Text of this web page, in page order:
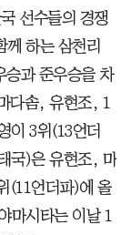
선수들의 경쟁
께 하는 삼천리
승과 준우승을 차
다솜, 유현조, 1
이 3위(13언더
국)은 유현조, 마
(11언더파)에 올
마시타는 이날 1